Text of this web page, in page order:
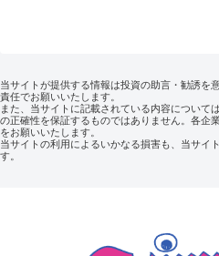
当サイトが提供する情報は投資の助言・勧誘を
責任でお願いいたします。
また、当サイトに記載されている内容について
の正確性を保証するものではありません。各企
をお願いいたします。
当サイトの利用によるいかなる損害も、当サイ
す。